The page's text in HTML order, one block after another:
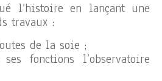
l’histoire en lançant une
travaux :
de la soie ;
fonctions l’observatoire